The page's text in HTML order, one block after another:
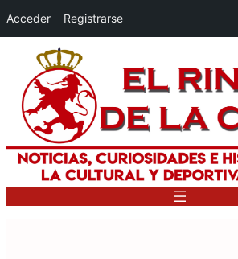
Acceder Registrarse